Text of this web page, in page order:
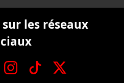
les réseaux